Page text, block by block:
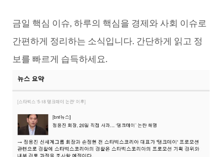
게
이
금일 핵심 이슈, 하루의 핵심을 경제와 사회 이슈로
간편하게 정리하는 소식입니다. 간단하게 읽고 정
보를 빠르게 습득하세요.